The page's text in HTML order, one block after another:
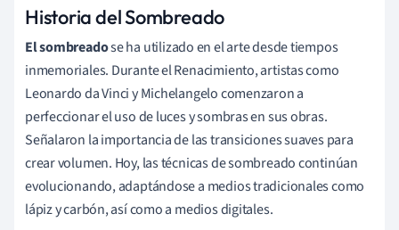
Historia del Sombreado
El sombreadose ha utilizado en el arte desde tiempos
inmemoriales. Durante el Renacimiento, artistas como
Leonardo da Vinci y Michelangelo comenzaron a
perfeccionar el uso de luces y sombras en sus obras.
Señalaron la importancia de las transiciones suaves para
crear volumen. Hoy, las técnicas de sombreado continúan
evolucionando, adaptándose a medios tradicionales como
lápiz y carbón, así como a medios digitales.